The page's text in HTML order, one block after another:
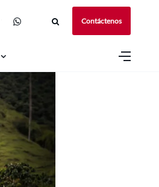
Contáctenos